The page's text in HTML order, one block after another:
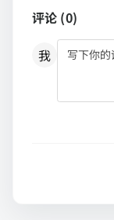
评论 (0)
我